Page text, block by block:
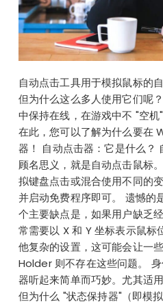
自动点击工具用于模拟鼠标的
但为什么这么多人使用它们呢
中保持在线，在游戏中不 "空机
在此，您可以了解为什么要在
器！ 自动点击器：它是什么？
顾名思义，就是自动点击鼠标
拟键盘点击或混合使用不同的
并启动免费程序即可。 遗憾的
个主要缺点是，如果用户缺乏
常需要以 X 和 Y 坐标表示鼠标
他复杂的设置，这可能会让一
Holder 则不存在这些问题。
器听起来简单而巧妙。尤其适
但为什么 "状态保持器"（即模